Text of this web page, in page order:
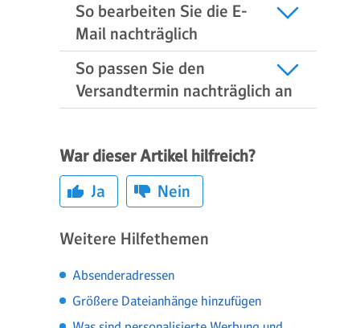
So bearbeiten Sie die E-
Mail nachträglich
So passen Sie den
Versandtermin nachträglich an
War dieser Artikel hilfreich?
Ja
Nein
Weitere Hilfethemen
Absenderadressen
Größere Dateianhänge hinzufügen